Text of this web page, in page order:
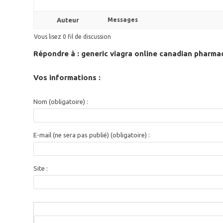
Auteur Messages
Vous lisez 0 fil de discussion
Répondre à : generic viagra online canadian
Vos informations :
Nom (obligatoire) :
E-mail (ne sera pas publié) (obligatoire) :
Site :